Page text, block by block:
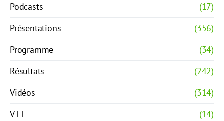
Podcasts
(17)
Présentations
(356)
Programme
(34)
Résultats
(242)
Vidéos
(314)
VTT
(14)